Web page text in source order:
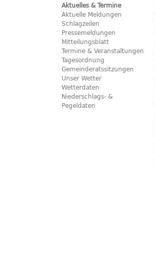
Aktuelles & Termine
Aktuelle Meldungen
Schlagzeilen
Pressemeldungen
Mitteilungsblatt
Termine & Veranstaltungen
Tagesordnung
Gemeinderatssitzungen
Unser Wetter
Wetterdaten
Niederschlags- &
Pegeldaten